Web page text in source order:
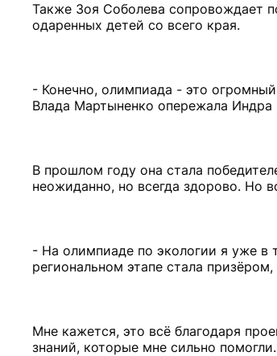
Также Зоя Соболева сопровождает
одаренных детей со всего края.
- Конечно, олимпиада - это
Влада Мартыненко опережала
В прошлом году она стала
неожиданно, но всегда здорово. Но
- На олимпиаде по экологии я уже в
региональном этапе стала
Мне кажется, это всё благодаря
знаний, которые мне сильно помогли.